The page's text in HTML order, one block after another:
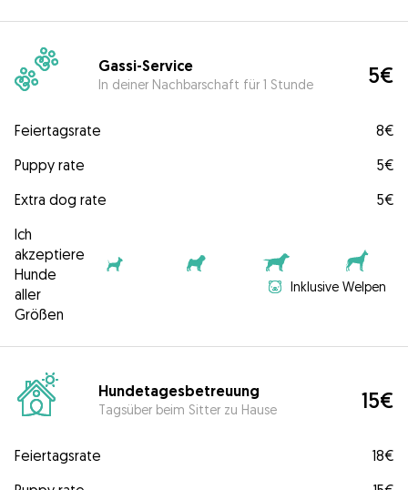
Gassi-Service
In deiner Nachbarschaft für 1 Stunde 5€
Feiertagsrate
8€
Puppy rate
5€
Extra dog rate
5€
Ich
akzeptiere
Hunde
aller
Größen
Inklusive Welpen
Hundetagesbetreuung
Tagsüber beim Sitter zu Hause 15€
Feiertagsrate
18€